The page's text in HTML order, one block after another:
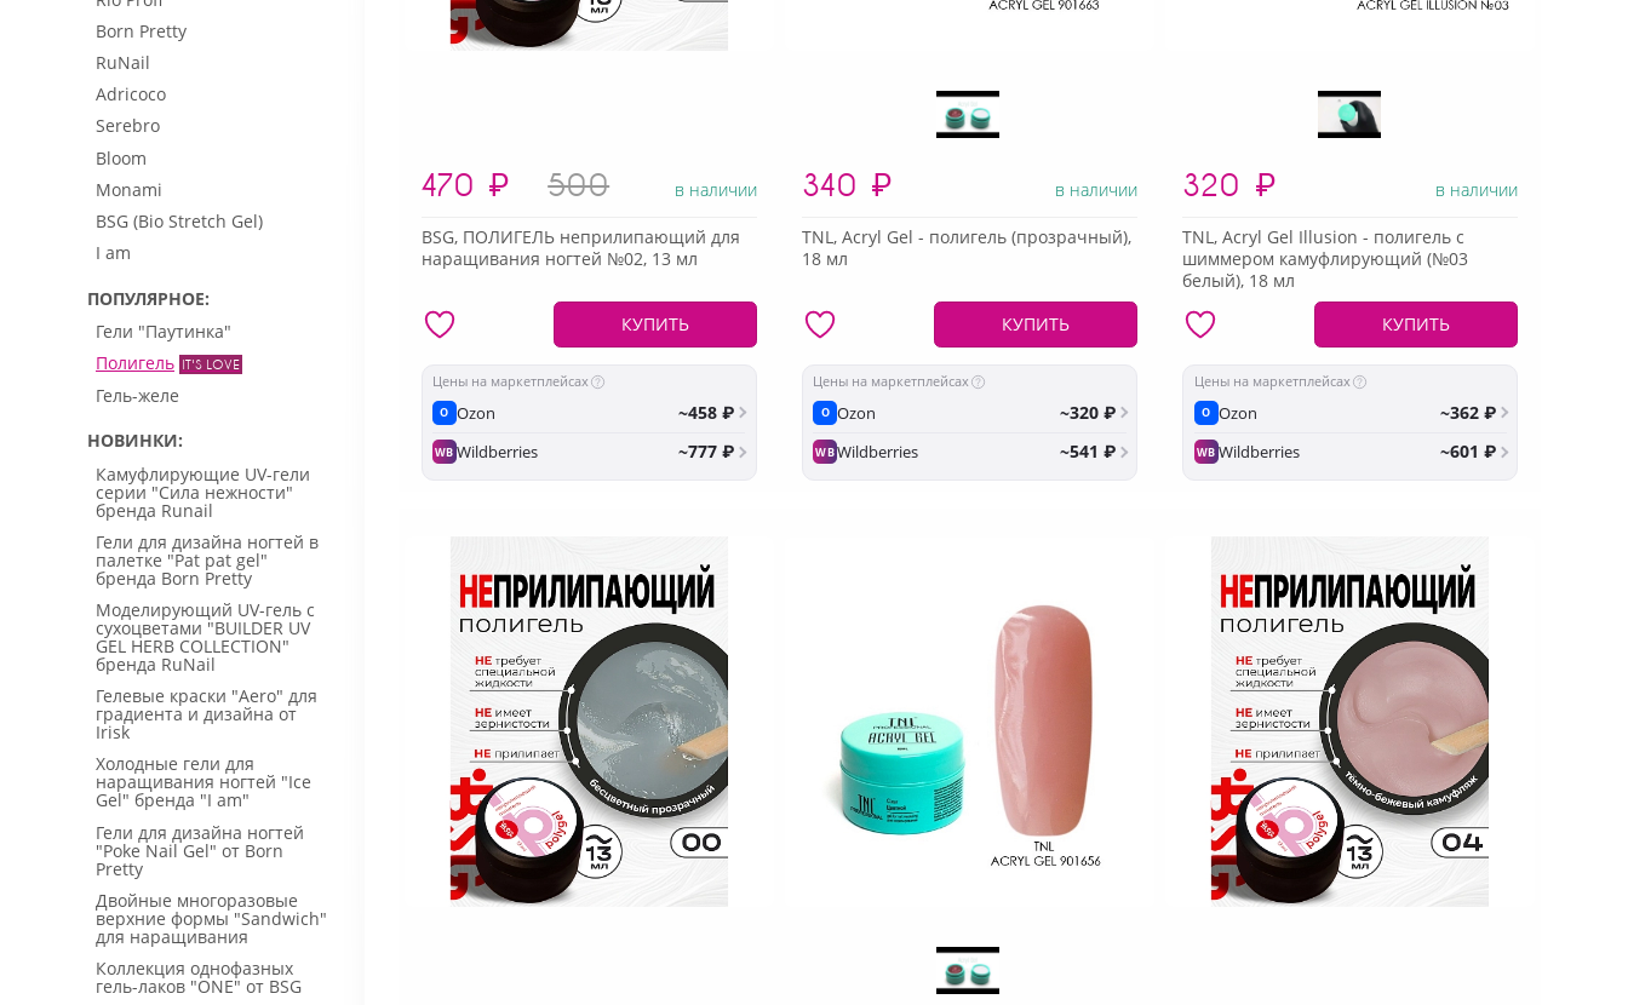
Born Pretty
RuNail
Adricoco
Serebro
Bloom
Monami
BSG (Bio Stretch Gel)
I am
ПОПУЛЯРНОЕ
Гели "Паутинка"
Полигель
Гель-желе
НОВИНКИ
Камуфлирующие UV-гели
серии "Сила нежности"
бренда Runail
Гели для дизайна ногтей в
палетке "Pat pat gel"
бренда Born Pretty
Моделирующий UV-гель с
сухоцветами "BUILDER UV
GEL HERB COLLECTION"
бренда RuNail
Гелевые краски "Aero" для
градиента и дизайна от
Irisk
Холодные гели для
наращивания ногтей "Ice
Gel" бренда "I am"
Гели для дизайна ногтей
"Poke Nail Gel" от Born
Pretty
Двойные многоразовые
верхние формы "Sandwich"
для наращивания
Коллекция однофазных
гель-лаков "ONE" от BSG
470 ₽ 500 в наличии
BSG, ПОЛИГЕЛЬ неприлипающий для
наращивания ногтей №02, 13 мл
КУПИТЬ
Цены на маркетплейсах
O Ozon ~458 ₽
WB Wildberries ~777 ₽
340 ₽ в наличии
TNL, Acryl Gel - полигель (прозрачный),
18 мл
КУПИТЬ
Цены на маркетплейсах
O Ozon ~320 ₽
WBWildberries ~541 ₽
320 ₽ в наличии
TNL, Acryl Gel Illusion - полигель с
шиммером камуфлирующий (№03
белый), 18 мл
КУПИТЬ
Цены на маркетплейсах
O Ozon ~362 ₽
WB Wildberries ~601 ₽